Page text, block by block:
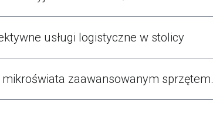
usługi logistyczne w stolicy
mikroświata zaawansowanym sprzętem.